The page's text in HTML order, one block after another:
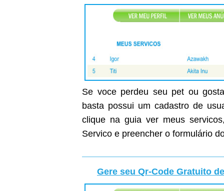
Se voce perdeu seu pet ou
basta possui um cadastro de
clique na guia ver meus
Servico e preencher o formulário
Gere seu Qr-Code Gratuito